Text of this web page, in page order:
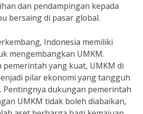
dan pendampingan kepada
bersaing di pasar global.
Indonesia memiliki
mengembangkan UMKM.
yang kuat, UMKM di
pilar ekonomi yang tangguh
Pentingnya dukungan pemerintah
UMKM tidak boleh diabaikan,